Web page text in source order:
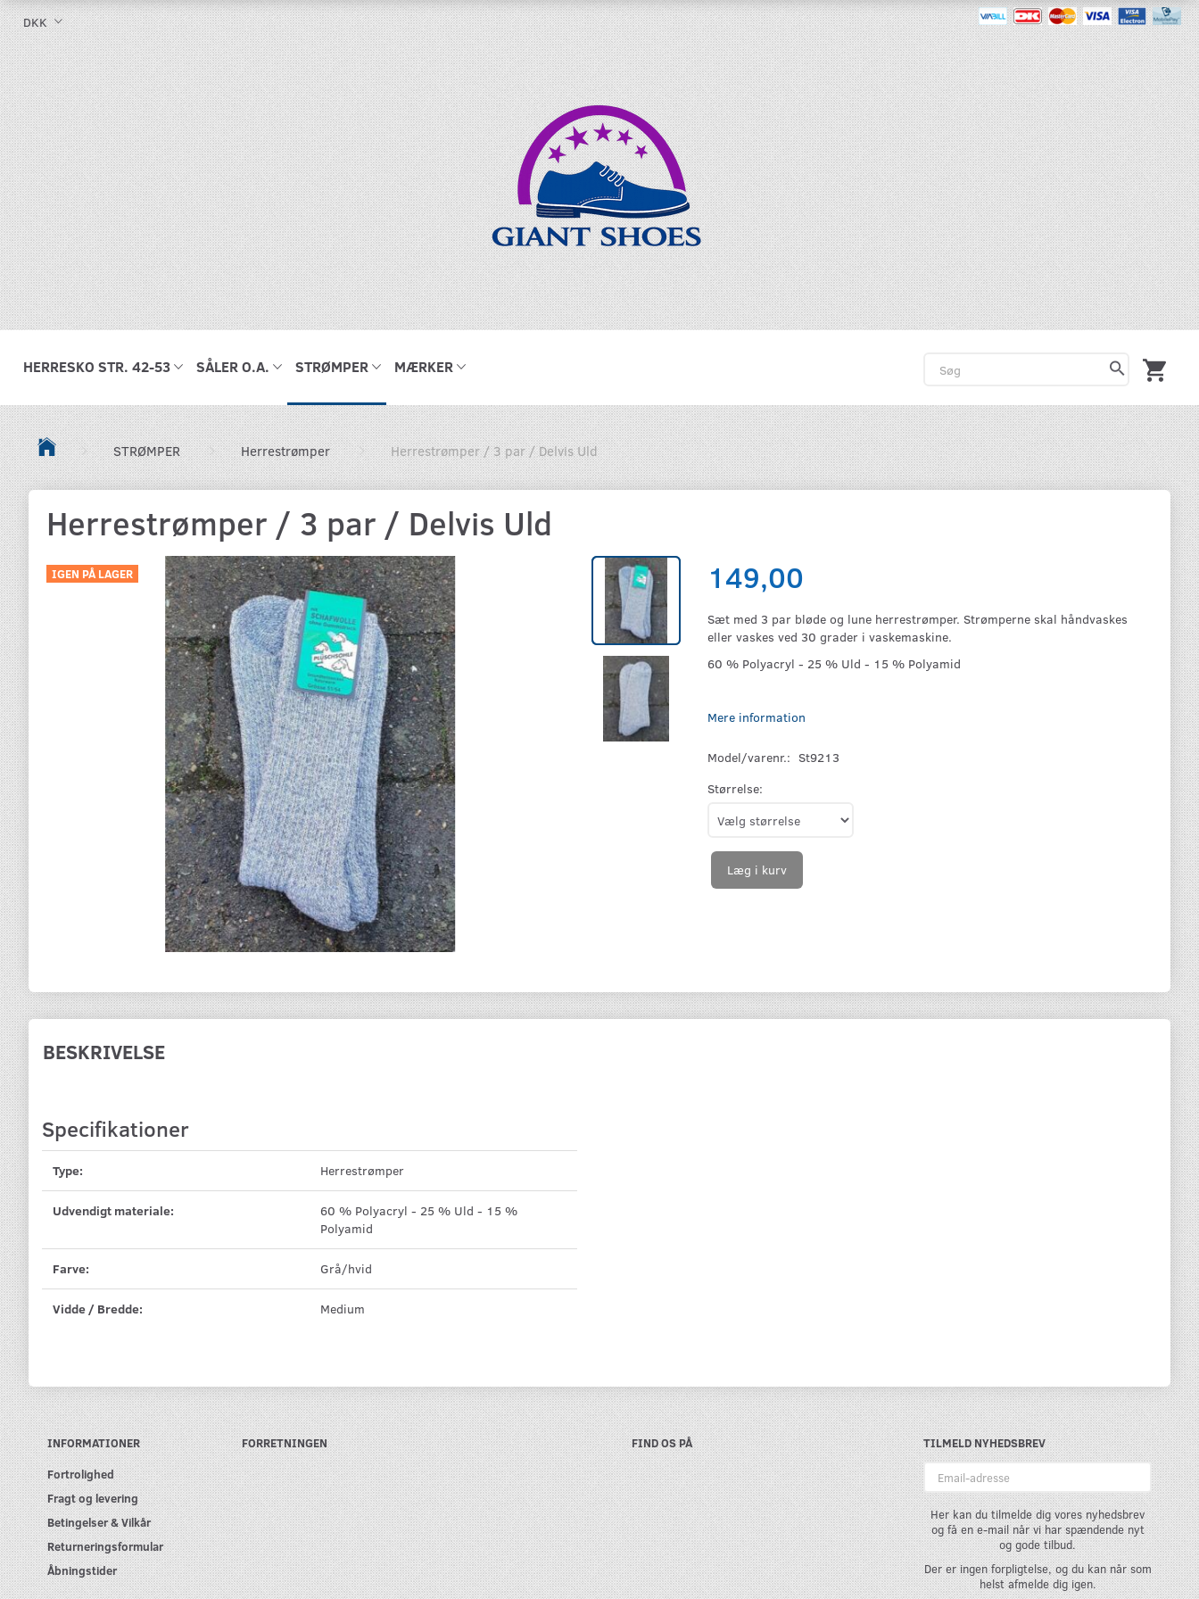
DKK
HERRESKO STR. 42-53 SÅLER O.A. STRØMPER MÆRKER
STRØMPER Herrestrømper Herrestrømper / 3 par / Delvis Uld
Herrestrømper / 3 par / Delvis Uld
IGEN PÅ LAGER 149,00
Sæt med 3 par bløde og lune herrestrømper. Strømperne skal håndvaskes
eller vaskes ved 30 grader i vaskemaskine.
60 % Polyacryl - 25 % Uld - 15 % Polyamid
Mere information
Model/varenr.: St9213
Størrelse:
Læg i kurv
BESKRIVELSE
Specifikationer
Type: Herrestrømper
Udvendigt materiale:
60 % Polyacryl - 25 % Uld - 15 %
Polyamid
Farve: Grå/hvid
Vidde / Bredde: Medium
INFORMATIONER
Fortrolighed
Fragt og levering
Betingelser & Vilkår
Returneringsformular
Åbningstider
FORRETNINGEN FIND OS PÅ
TILMELD NYHEDSBREV
Her kan du tilmelde dig vores nyhedsbrev
og få en e-mail når vi har spændende nyt
og gode tilbud.
Der er ingen forpligtelse, og du kan når som
helst afmelde dig igen.